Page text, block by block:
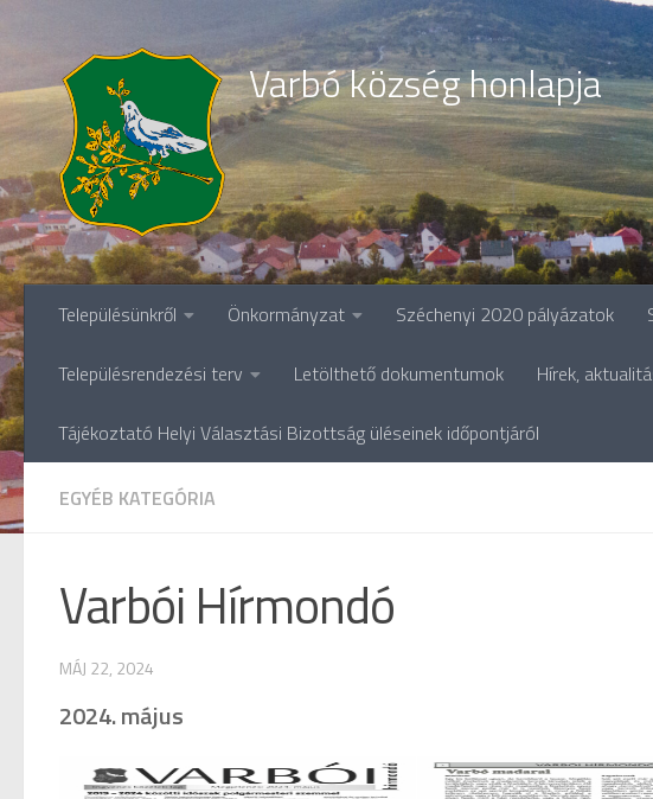
Varbó község honlapja
Településünkről Önkormányzat Széchenyi 2020 pályázatok
Településrendezési terv Letölthető dokumentumok Hírek,
Tájékoztató Helyi Választási Bizottság üléseinek időpontjáról
EGYÉB KATEGÓRIA
Varbói Hírmondó
MÁJ 22, 2024
2024. május